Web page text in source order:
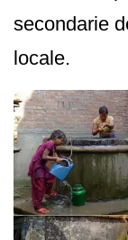
secondarie
locale.